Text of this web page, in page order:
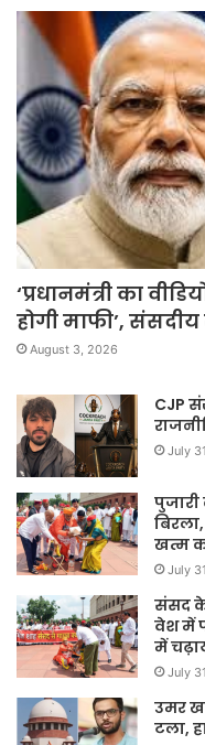
‘प्रधानमंत्री का
होगी माफी’,
August 3, 2026
CJP
July
खत्म
July
संसद के
वेश में
में
July
उमर
टला,